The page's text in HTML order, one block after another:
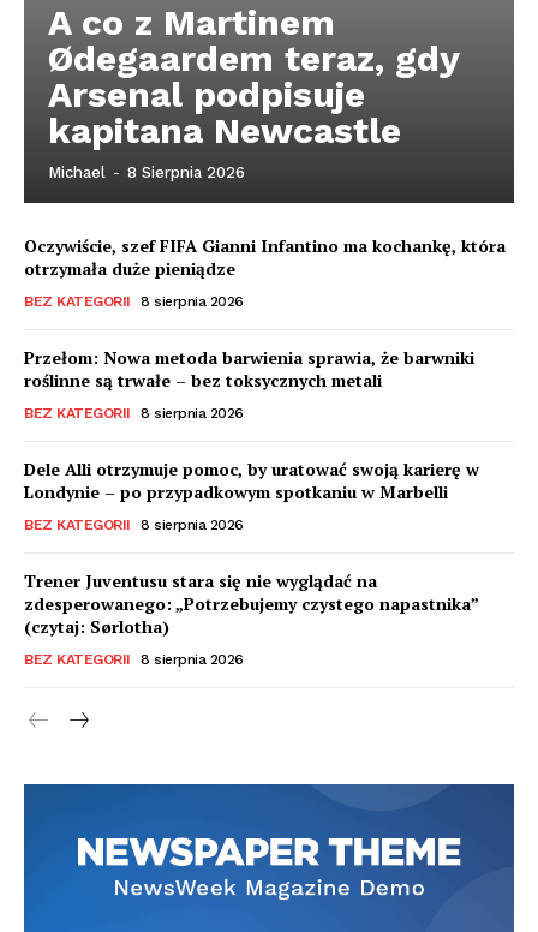
A co z Martinem
Ødegaardem teraz, gdy
Arsenal podpisuje
kapitana Newcastle
Michael - 8 Sierpnia 2026
Oczywiście, szef FIFA Gianni Infantino ma kochankę, która
otrzymała duże pieniądze
BEZ KATEGORII 8 sierpnia 2026
Przełom: Nowa metoda barwienia sprawia, że barwniki
roślinne są trwałe – bez toksycznych metali
BEZ KATEGORII 8 sierpnia 2026
Dele Alli otrzymuje pomoc, by uratować swoją karierę w
Londynie – po przypadkowym spotkaniu w Marbelli
BEZ KATEGORII 8 sierpnia 2026
Trener Juventusu stara się nie wyglądać na
zdesperowanego: „Potrzebujemy czystego napastnika”
(czytaj: Sørlotha)
BEZ KATEGORII 8 sierpnia 2026